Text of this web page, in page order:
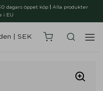
dagars öppet köp
Alla produkter
i EU
SEK